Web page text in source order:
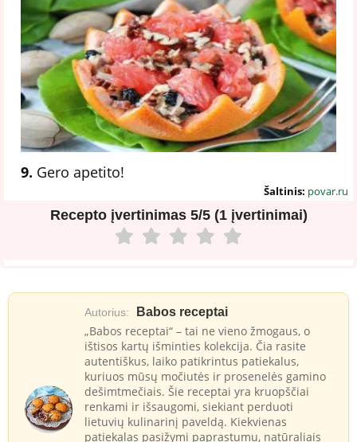
9. Gero apetito!
Šaltinis: povar.ru
Recepto įvertinimas 5/5 (1 įvertinimai)
Autorius: Babos receptai
„Babos receptai“ – tai ne vieno žmogaus, o
ištisos kartų išminties kolekcija. Čia rasite
autentiškus, laiko patikrintus patiekalus,
kuriuos mūsų močiutės ir prosenelės gamino
dešimtmečiais. Šie receptai yra kruopščiai
renkami ir išsaugomi, siekiant perduoti
lietuvių kulinarinį paveldą. Kiekvienas
patiekalas pasižymi paprastumu, natūraliais